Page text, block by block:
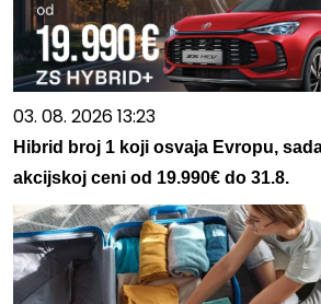
03. 08. 2026 13:23
Hibrid broj 1 koji osvaja Evropu,
akcijskoj ceni od 19.990€ do 31.8.